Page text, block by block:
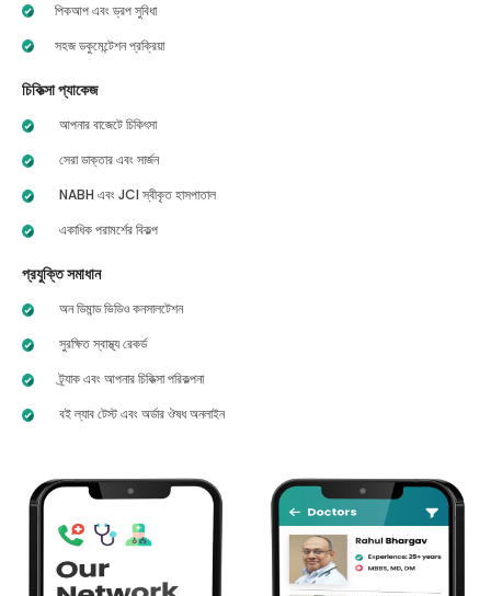
পিকআপ এবং ড্রপ সুবিধা
সহজ ডকুমেন্টেশন প্রক্রিয়া
চিকিত্সা প্যাকেজ
আপনার বাজেটে চিকিৎসা
সেরা ডাক্তার এবং সার্জন
NABH এবং JCI স্বীকৃত হাসপাতাল
একাধিক পরামর্শের বিকল্প
প্রযুক্তি সমাধান
অন ডিমান্ড ভিডিও কনসালটেশন
সুরক্ষিত স্বাস্থ্য রেকর্ড
ট্র্যাক এবং আপনার চিকিত্সা পরিকল্পনা
বই ল্যাব টেস্ট এবং অর্ডার ঔষধ অনলাইন